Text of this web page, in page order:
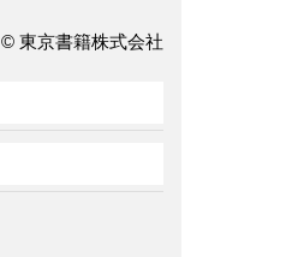
© 東京書籍株式会社